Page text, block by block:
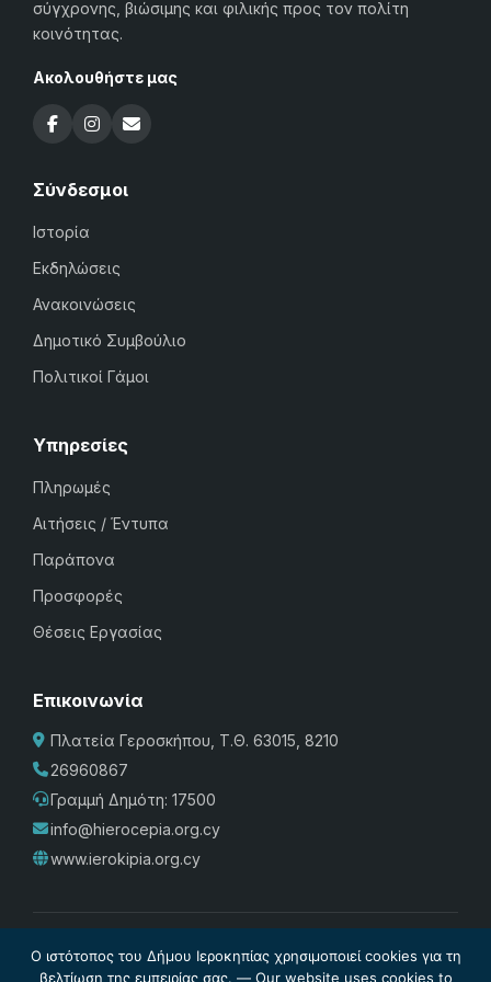
σύγχρονης, βιώσιμης και φιλικής προς τον πολίτη
κοινότητας.
Ακολουθήστε μας
Σύνδεσμοι
Ιστορία
Εκδηλώσεις
Ανακοινώσεις
Δημοτικό Συμβούλιο
Πολιτικοί Γάμοι
Υπηρεσίες
Πληρωμές
Αιτήσεις / Έντυπα
Παράπονα
Προσφορές
Θέσεις Εργασίας
Επικοινωνία
Πλατεία Γεροσκήπου, Τ.Θ. 63015, 8210
26960867
Γραμμή Δημότη: 17500
info@hierocepia.org.cy
www.ierokipia.org.cy
Πολιτική Προστασίας · Cookies Διαχείριση Cookies
Χρήσης · Σχέδιο Ισότητας των Φύλων ·Δήλωση
Ο ιστότοπος του Δήμου Ιεροκηπίας χρησιμοποιεί cookies για τη
βελτίωση της εμπειρίας σας. — Our website uses cookies to